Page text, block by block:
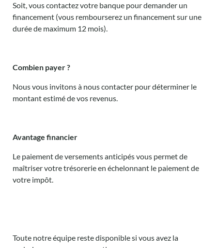
Soit, vous contactez votre banque pour demander un
financement (vous rembourserez un financement sur une
durée de maximum 12 mois).
Combien payer ?
Nous vous invitons à nous contacter pour déterminer le
montant estimé de vos revenus.
Avantage financier
Le paiement de versements anticipés vous permet de
maîtriser votre trésorerie en échelonnant le paiement de
votre impôt.
Toute notre équipe reste disponible si vous avez la